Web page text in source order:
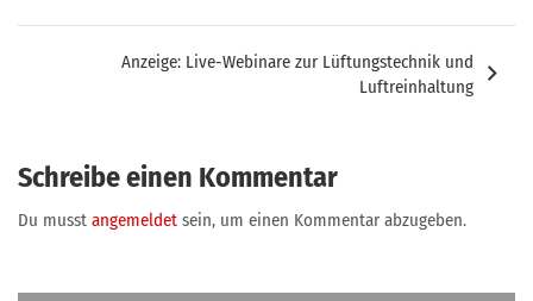
Anzeige: Live-Webinare zur Lüftungstechnik und
Luftreinhaltung
Schreibe einen Kommentar
Du musst angemeldet sein, um einen Kommentar abzugeben.